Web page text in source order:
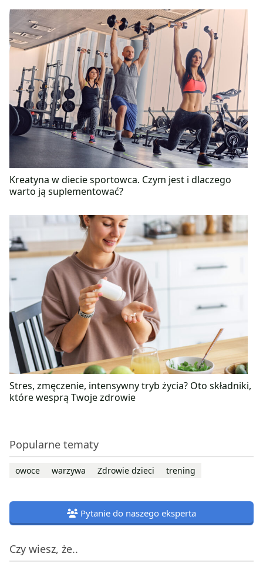
Kreatyna w diecie sportowca. Czym jest i dlaczego
warto ją suplementować?
Stres, zmęczenie, intensywny tryb życia? Oto składniki,
które wesprą Twoje zdrowie
Popularne tematy
owoce warzywa Zdrowie dzieci trening
Pytanie do naszego eksperta
Czy wiesz, że..